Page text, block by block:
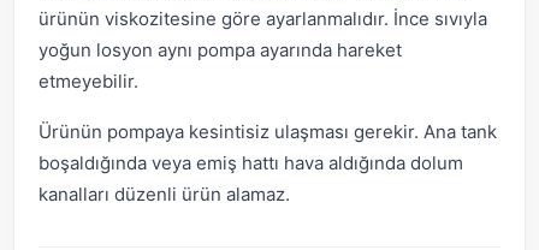
ürünün viskozitesine göre ayarlanmalıdır. İnce sıvıyla
yoğun losyon aynı pompa ayarında hareket
etmeyebilir.
Ürünün pompaya kesintisiz ulaşması gerekir. Ana tank
boşaldığında veya emiş hattı hava aldığında dolum
kanalları düzenli ürün alamaz.